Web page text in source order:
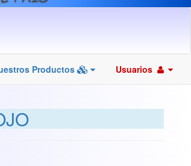
Productos Usuarios